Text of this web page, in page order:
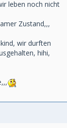
leben noch nicht
Zustand,,,
wir durften
hihi,